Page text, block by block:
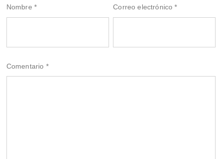
Nombre * Correo electrónico*
Comentario *